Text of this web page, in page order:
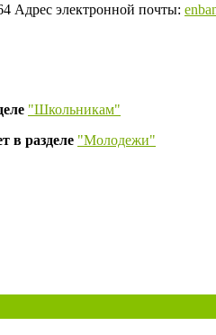
Адрес электронной почты:
"Школьникам"
в разделе "Молодежи"